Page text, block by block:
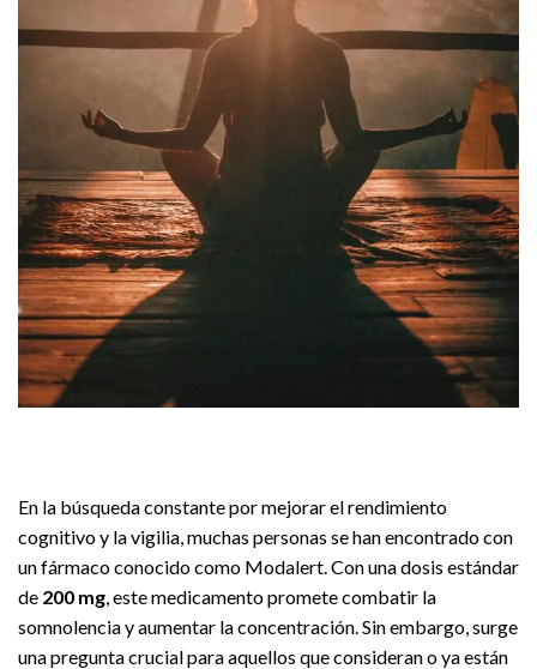
En la búsqueda constante por mejorar el rendimiento
cognitivo y la vigilia, muchas personas se han encontrado con
un fármaco conocido como Modalert. Con una dosis estándar
de 200 mg , este medicamento promete combatir la
somnolencia y aumentar la concentración. Sin embargo, surge
una pregunta crucial para aquellos que consideran o ya están